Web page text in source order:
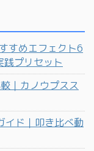
すめエフェクト6
践プリセット
｜カノウプスス
イド｜叩き比べ動